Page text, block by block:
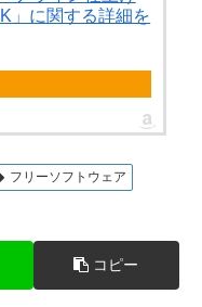
」に関する詳細を
フリーソフトウェア
コピー